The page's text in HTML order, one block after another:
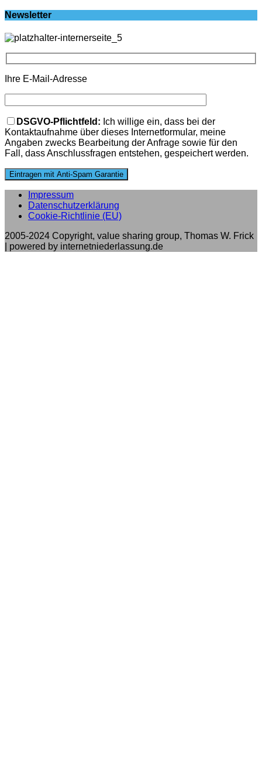
Newsletter
Ihre E-Mail-Adresse
Bitte lasse dieses Feld leer.
DSGVO-Pflichtfeld: Ich willige ein, dass bei der
Kontaktaufnahme über dieses Internetformular, meine
Angaben zwecks Bearbeitung der Anfrage sowie für den
Fall, dass Anschlussfragen entstehen, gespeichert werden.
Impressum
Datenschutzerklärung
Cookie-Richtlinie (EU)
2005-2024 Copyright, value sharing group, Thomas W. Frick
| powered by internetniederlassung.de